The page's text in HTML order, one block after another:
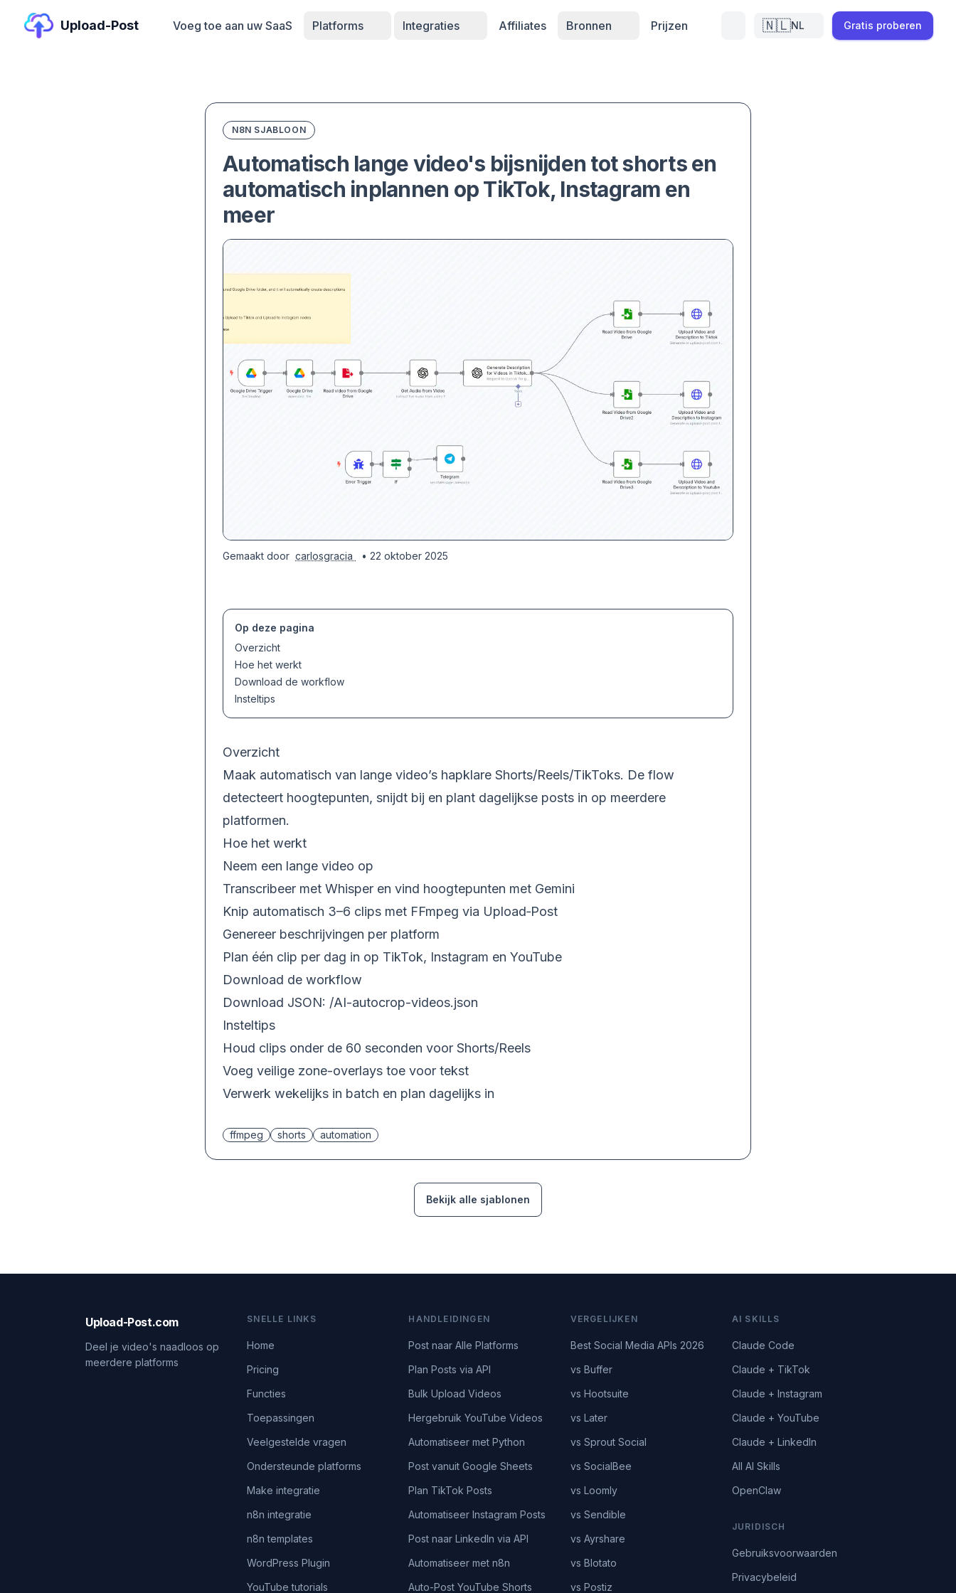
Upload-Post Voeg toe aan uw SaaS Platforms Integraties Affiliates Bronnen Prijzen 🇳🇱NL Gratis proberen
N8N SJABLOON
Automatisch lange video's bijsnijden tot shorts en
automatisch inplannen op TikTok, Instagram en
meer
Gemaakt door carlosgracia • 22 oktober 2025
Op deze pagina
Overzicht
Hoe het werkt
Download de workflow
Insteltips
Overzicht
Maak automatisch van lange video’s hapklare Shorts/Reels/TikToks. De flow
detecteert hoogtepunten, snijdt bij en plant dagelijkse posts in op meerdere
platformen.
Hoe het werkt
Neem een lange video op
Transcribeer met Whisper en vind hoogtepunten met Gemini
Knip automatisch 3–6 clips met FFmpeg via Upload‑Post
Genereer beschrijvingen per platform
Plan één clip per dag in op TikTok, Instagram en YouTube
Download de workflow
Download JSON: /AI-autocrop-videos.json
Insteltips
Houd clips onder de 60 seconden voor Shorts/Reels
Voeg veilige zone-overlays toe voor tekst
Verwerk wekelijks in batch en plan dagelijks in
ffmpeg shorts automation
Bekijk alle sjablonen
Upload-Post.com
Deel je video's naadloos op
meerdere platforms
SNELLE LINKS
Home
Pricing
Functies
Toepassingen
Veelgestelde vragen
Ondersteunde platforms
Make integratie
n8n integratie
n8n templates
WordPress Plugin
YouTube tutorials
HANDLEIDINGEN
Post naar Alle Platforms
Plan Posts via API
Bulk Upload Videos
Hergebruik YouTube Videos
Automatiseer met Python
Post vanuit Google Sheets
Plan TikTok Posts
Automatiseer Instagram Posts
Post naar LinkedIn via API
Automatiseer met n8n
Auto-Post YouTube Shorts
VERGELIJKEN
Best Social Media APIs 2026
vs Buffer
vs Hootsuite
vs Later
vs Sprout Social
vs SocialBee
vs Loomly
vs Sendible
vs Ayrshare
vs Blotato
vs Postiz
AI SKILLS
Claude Code
Claude + TikTok
Claude + Instagram
Claude + YouTube
Claude + LinkedIn
All AI Skills
OpenClaw
JURIDISCH
Gebruiksvoorwaarden
Privacybeleid